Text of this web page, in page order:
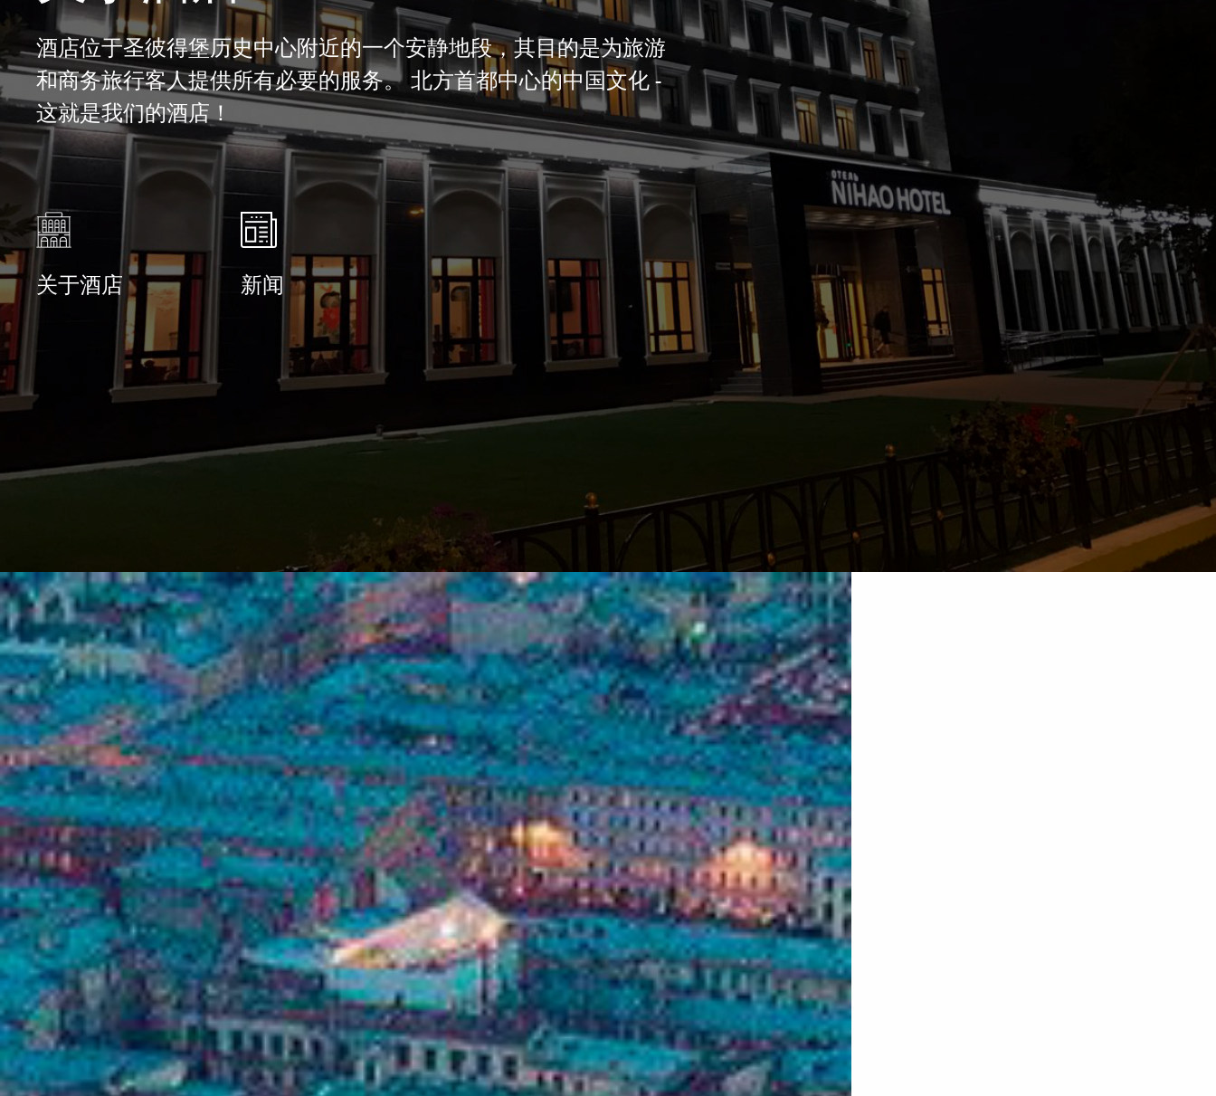
酒店位于圣彼得堡历史中心附近的一个安静地段，其目的是为旅游
和商务旅行客人提供所有必要的服务。 北方首都中心的中国文化 -
这就是我们的酒店！
关于酒店 新闻